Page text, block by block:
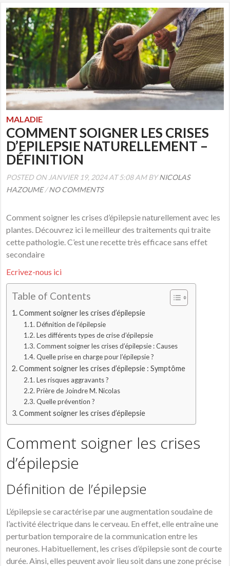
MALADIE
COMMENT SOIGNER LES CRISES
D’EPILEPSIE NATURELLEMENT –
DÉFINITION
POSTED ON JANVIER 19, 2024 AT 5:08 AM BYNICOLAS
HAZOUME/NO COMMENTS
Comment soigner les crises d’épilepsie naturellement avec les
plantes. Découvrez ici le meilleur des traitements qui traite
cette pathologie. C’est une recette très efficace sans effet
secondaire
Ecrivez-nous ici
Table of Contents
Comment soigner les crises d’épilepsie
Définition de l’épilepsie
Les différents types de crise d’épilepsie
Comment soigner les crises d’épilepsie : Causes
Quelle prise en charge pour l’épilepsie ?
Comment soigner les crises d’épilepsie : Symptôme
Les risques aggravants ?
Prière de Joindre M. Nicolas
Quelle prévention ?
Comment soigner les crises d’épilepsie
Comment soigner les crises
d’épilepsie
Définition de l’épilepsie
L’épilepsie se caractérise par une augmentation soudaine de
l’activité électrique dans le cerveau. En effet, elle entraîne une
perturbation temporaire de la communication entre les
neurones. Habituellement, les crises d’épilepsie sont de courte
durée. Ainsi, elles peuvent avoir lieu soit dans une zone précise